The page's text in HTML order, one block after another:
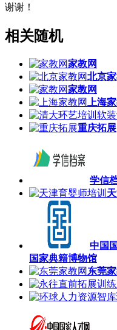
谢谢！
相关随机
家教网
北京
家教网
上海
重庆拓展
学信
中国
国家典籍博物馆
东莞